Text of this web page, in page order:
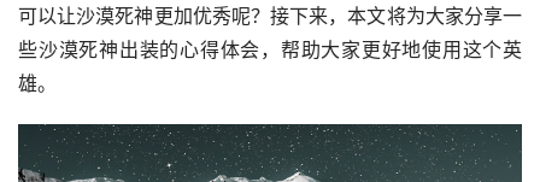
可以让沙漠死神更加优秀呢？接下来，本文将为大家分享一
些沙漠死神出装的心得体会，帮助大家更好地使用这个英
雄。